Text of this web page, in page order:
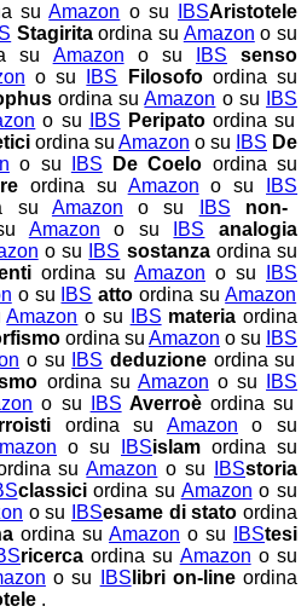
suAmazon o su IBSAristotele
Stagirita ordina su Amazon o su
su Amazon o su IBS senso
o su IBS Filosofo ordina su
ordina suAmazon o su
IBS
o su IBS Peripato ordina su
ordina su Amazon o su IBS De
o su IBS De Coelo ordina su
ordina su Amazon o su
IBS
su Amazon o su IBS non-
Amazon o su IBS analogia
o su IBS sostanza ordina su
ordina su Amazon o su
IBS
o su IBS atto ordina suAmazon
Amazon o su IBS materia ordina
ordina su Amazon o su
IBS
o su IBS deduzione ordina su
ordina su Amazon o su
IBS
o su IBS Averroè ordina su
ordina su Amazon o su
o su IBSislam ordina su
suAmazon o su IBSstoria
classici ordina su Amazon o su
o su IBSesame di stato ordina
ordina su Amazon o su IBStesi
ricerca ordina su Amazon o su
o su IBS libri on-line ordina
.